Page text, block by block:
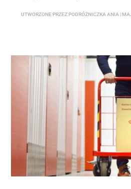
UTWORZONE PRZEZ PODRÓŻNICZKA ANIA |